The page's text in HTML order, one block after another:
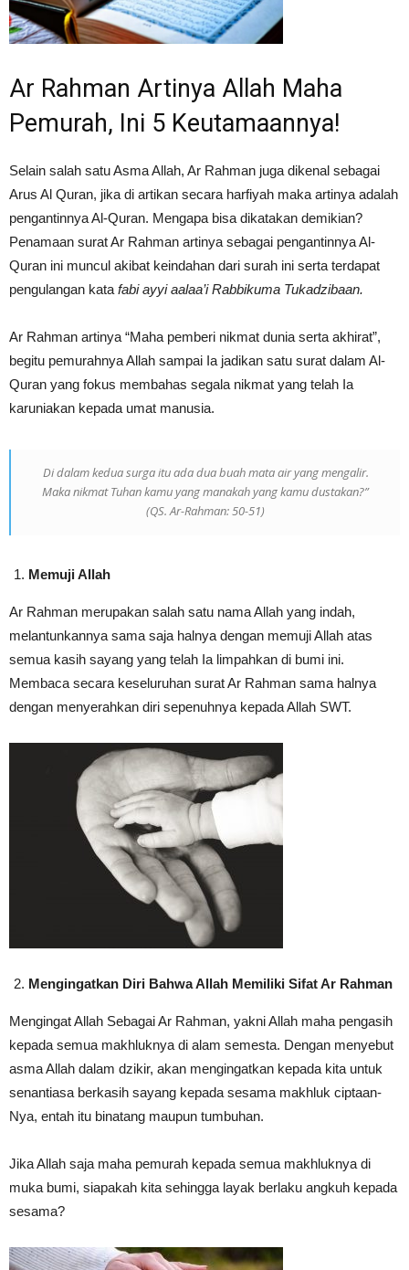
Ar Rahman Artinya Allah Maha
Pemurah, Ini 5 Keutamaannya!
Selain salah satu Asma Allah, Ar Rahman juga dikenal sebagai
Arus Al Quran, jika di artikan secara harfiyah maka artinya adalah
pengantinnya Al-Quran. Mengapa bisa dikatakan demikian?
Penamaan surat Ar Rahman artinya sebagai pengantinnya Al-
Quran ini muncul akibat keindahan dari surah ini serta terdapat
pengulangan kata fabi ayyi aalaa’i Rabbikuma Tukadzibaan.
Ar Rahman artinya “Maha pemberi nikmat dunia serta akhirat”,
begitu pemurahnya Allah sampai Ia jadikan satu surat dalam Al-
Quran yang fokus membahas segala nikmat yang telah Ia
karuniakan kepada umat manusia.
Di dalam kedua surga itu ada dua buah mata air yang mengalir.
Maka nikmat Tuhan kamu yang manakah yang kamu dustakan?”
(QS. Ar-Rahman: 50-51)
Memuji Allah
Ar Rahman merupakan salah satu nama Allah yang indah,
melantunkannya sama saja halnya dengan memuji Allah atas
semua kasih sayang yang telah Ia limpahkan di bumi ini.
Membaca secara keseluruhan surat Ar Rahman sama halnya
dengan menyerahkan diri sepenuhnya kepada Allah SWT.
Mengingatkan Diri Bahwa Allah Memiliki Sifat Ar Rahman
Mengingat Allah Sebagai Ar Rahman, yakni Allah maha pengasih
kepada semua makhluknya di alam semesta. Dengan menyebut
asma Allah dalam dzikir, akan mengingatkan kepada kita untuk
senantiasa berkasih sayang kepada sesama makhluk ciptaan-
Nya, entah itu binatang maupun tumbuhan.
Jika Allah saja maha pemurah kepada semua makhluknya di
muka bumi, siapakah kita sehingga layak berlaku angkuh kepada
sesama?